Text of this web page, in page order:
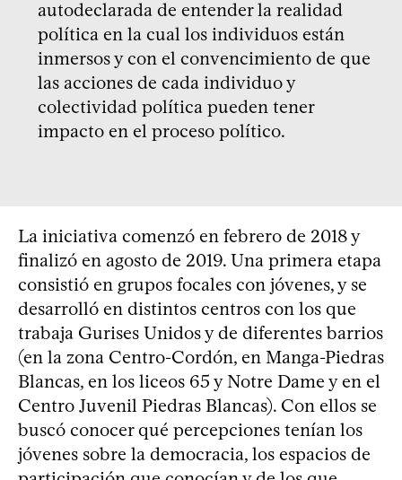
autodeclarada de entender la realidad
política en la cual los individuos están
inmersos y con el convencimiento de que
las acciones de cada individuo y
colectividad política pueden tener
impacto en el proceso político.
La iniciativa comenzó en febrero de 2018 y
finalizó en agosto de 2019. Una primera etapa
consistió en grupos focales con jóvenes, y se
desarrolló en distintos centros con los que
trabaja Gurises Unidos y de diferentes barrios
(en la zona Centro-Cordón, en Manga-Piedras
Blancas, en los liceos 65 y Notre Dame y en el
Centro Juvenil Piedras Blancas). Con ellos se
buscó conocer qué percepciones tenían los
jóvenes sobre la democracia, los espacios de